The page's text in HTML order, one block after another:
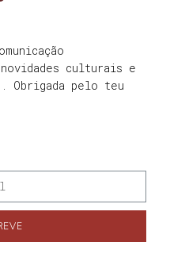
culturais e
Obrigada pelo teu